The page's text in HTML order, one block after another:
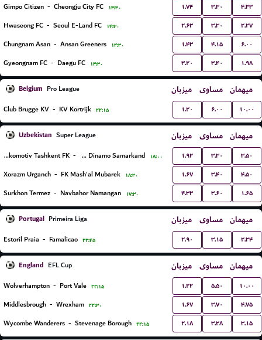
Gimpo Citizen - Cheongju City FC ۱۴:۳۰ ۱.۷۴ ۳.۳۰ ۴.۳۳
Hwaseong FC - Seoul E-Land FC ۱۴:۳۰ ۲.۶۳ ۳.۳۰ ۲.۲۷
Chungnam Asan - Ansan Greeners ۱۴:۳۰ ۱.۴۳ ۴.۱۵ ۶.۰۰
Gyeongnam FC - Daegu FC ۱۴:۳۰ ۳.۲۰ ۳.۴۰ ۱.۹۸
Belgium Pro League میزبان مساوی میهمان
Club Brugge KV - KV Kortrijk ۲۲:۱۵ ۱.۲۰ ۶.۰۰ ۱۰.۰۰
Uzbekistan Super League میزبان مساوی میهمان
Lokomotiv Tashkent FK - PFK Dinamo Samarkand ۱۸:۰۰ ۱.۹۲ ۳.۳۰ ۳.۵۰
Xorazm Urganch - FK Mash'al Mubarek ۱۸:۳۰ ۱.۶۷ ۳.۴۰ ۴.۵۰
Surkhon Termez - Navbahor Namangan ۱۷:۳۰ ۴.۳۳ ۳.۶۰ ۱.۶۵
Portugal Primeira Liga میزبان مساوی میهمان
Estoril Praia - Famalicao ۲۲:۴۵ ۲.۹۰ ۳.۱۵ ۲.۳۴
England EFL Cup میزبان مساوی میهمان
Wolverhampton - Port Vale ۲۲:۱۵ ۱.۲۲ ۵.۵۰ ۱۰.۰۰
Middlesbrough - Wrexham ۲۲:۳۰ ۱.۶۷ ۳.۷۰ ۴.۷۵
Wycombe Wanderers - Stevenage Borough ۲۲:۱۵ ۲.۱۸ ۳.۲۸ ۳.۱۵